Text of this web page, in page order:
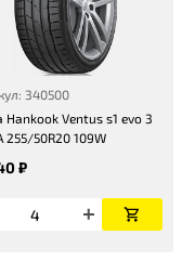
340500
Ventus s1 evo 3
255/50R20 109W
₽